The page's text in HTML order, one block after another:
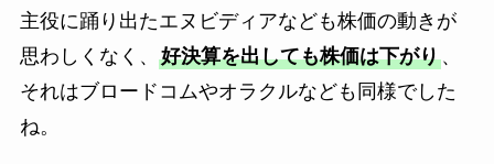
主役に踊り出たエヌビディアなども株価の動きが
思わしくなく、 好決算を出しても株価は下がり、
それはブロードコムやオラクルなども同様でした
ね。